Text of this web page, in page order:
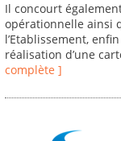
Il concourt
opérationnelle ainsi
l’Etablissement,
réalisation d’une
complète ]